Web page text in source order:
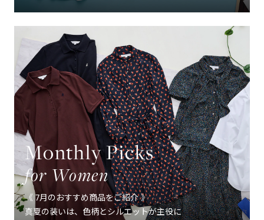
Monthly Picks
for Women
《 7月のおすすめ商品をご紹介 》
真夏の装いは、色柄とシルエットが主役に